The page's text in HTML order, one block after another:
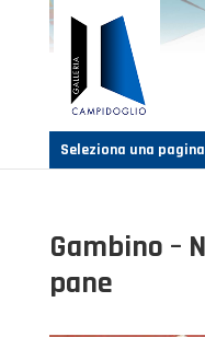
Seleziona una pagina
Gambino –
pane